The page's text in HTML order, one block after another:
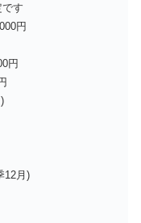
す
円
円
12月)